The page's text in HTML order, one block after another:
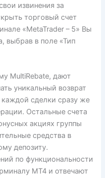
извинения за
торговый счет
«MetaTrader – 5» Вы
выбрав в поле «Тип
MultiRebate, дают
уникальный возврат
каждой сделки сразу же
Остальные счета
акциях группы
средства в
депозиту.
по функциональности
MT4 и отвечают